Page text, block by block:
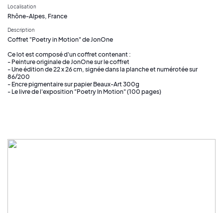
Localisation
Rhône-Alpes, France
Description
Coffret "Poetry in Motion" de JonOne
Ce lot est composé d'un coffret contenant :
- Peinture originale de JonOne sur le coffret
- Une édition de 22 x 26 cm, signée dans la planche et numérotée sur
86/200
- Encre pigmentaire sur papier Beaux-Art 300g
- Le livre de l'exposition "Poetry In Motion" (100 pages)